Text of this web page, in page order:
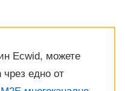
Ecwid, можете
чрез едно от